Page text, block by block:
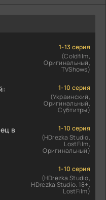
1-13 серия
(Coldfilm,
Оригинальный,
TVShows)
1-10 серия
(Украинский,
Оригинальный,
Субтитры)
в
1-10 серия
(HDrezka Studio,
LostFilm,
Оригинальный)
1-10 серия
(HDrezka Studio,
HDrezka Studio. 18+,
LostFilm)